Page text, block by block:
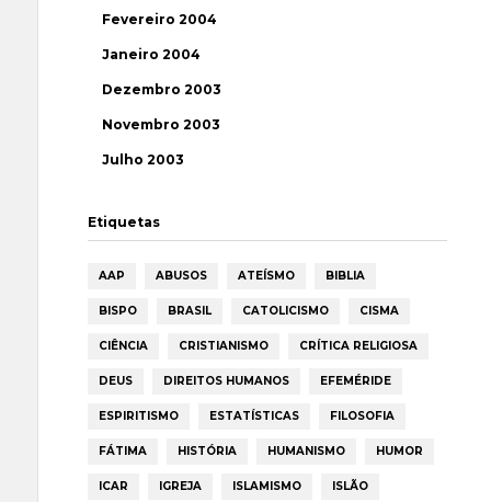
Fevereiro 2004
Janeiro 2004
Dezembro 2003
Novembro 2003
Julho 2003
Etiquetas
AAP ABUSOS ATEÍSMO BIBLIA
BISPO BRASIL CATOLICISMO CISMA
CIÊNCIA CRISTIANISMO CRÍTICA RELIGIOSA
DEUS DIREITOS HUMANOS EFEMÉRIDE
ESPIRITISMO ESTATÍSTICAS FILOSOFIA
FÁTIMA HISTÓRIA HUMANISMO HUMOR
ICAR IGREJA ISLAMISMO ISLÃO